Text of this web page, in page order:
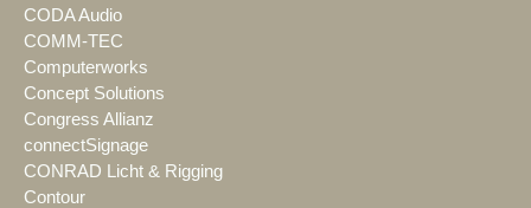
CODA Audio
COMM-TEC
Computerworks
Concept Solutions
Congress Allianz
connectSignage
CONRAD Licht & Rigging
Contour